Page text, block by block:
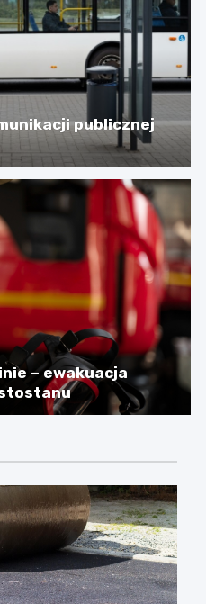
publicznej
– ewakuacja